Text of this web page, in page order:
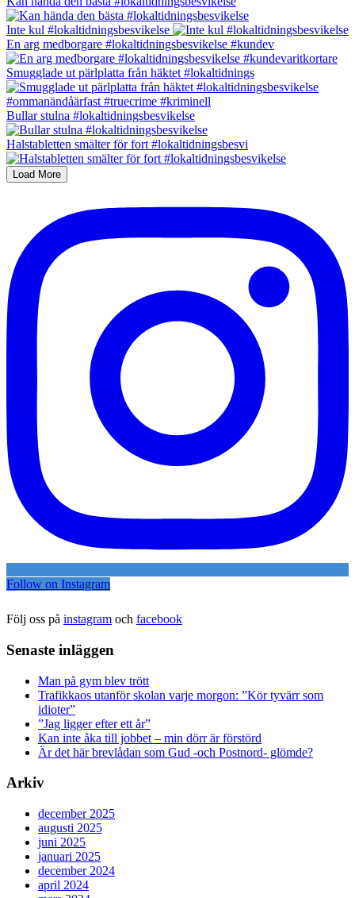
Inte kul #lokaltidningsbesvikelse
En arg medborgare #lokaltidningsbesvikelse #kundev
Smugglade ut pärlplatta från häktet #lokaltidnings
Bullar stulna #lokaltidningsbesvikelse
Halstabletten smälter för fort #lokaltidningsbesvi
Load More
Follow on Instagram
Följ oss på instagram och facebook
Senaste inläggen
Man på gym blev trött
Trafikkaos utanför skolan varje morgon: ”Kör tyvärr som
idioter”
”Jag ligger efter ett år”
Kan inte åka till jobbet – min dörr är förstörd
Är det här brevlådan som Gud -och Postnord- glömde?
Arkiv
december 2025
augusti 2025
juni 2025
januari 2025
december 2024
april 2024